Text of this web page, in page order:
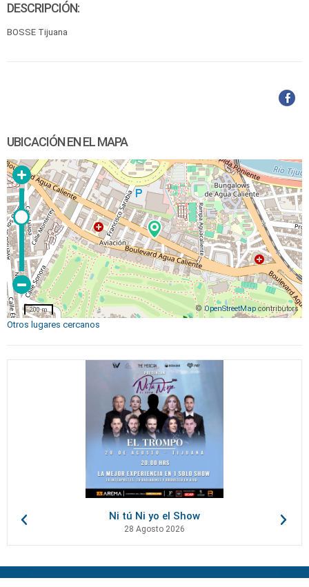
DESCRIPCIÓN:
BOSSE Tijuana
UBICACIÓN EN EL MAPA
© OpenStreetMap contributors
200 m
Otros lugares cercanos
Ni tú Ni yo el Show
28 Agosto 2026